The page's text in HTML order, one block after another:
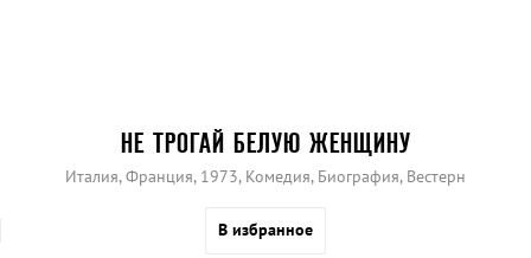
НЕ ТРОГАЙ БЕЛУЮ ЖЕНЩИНУ
Италия, Франция, 1973, Комедия, Биография, Вестерн
В избранное